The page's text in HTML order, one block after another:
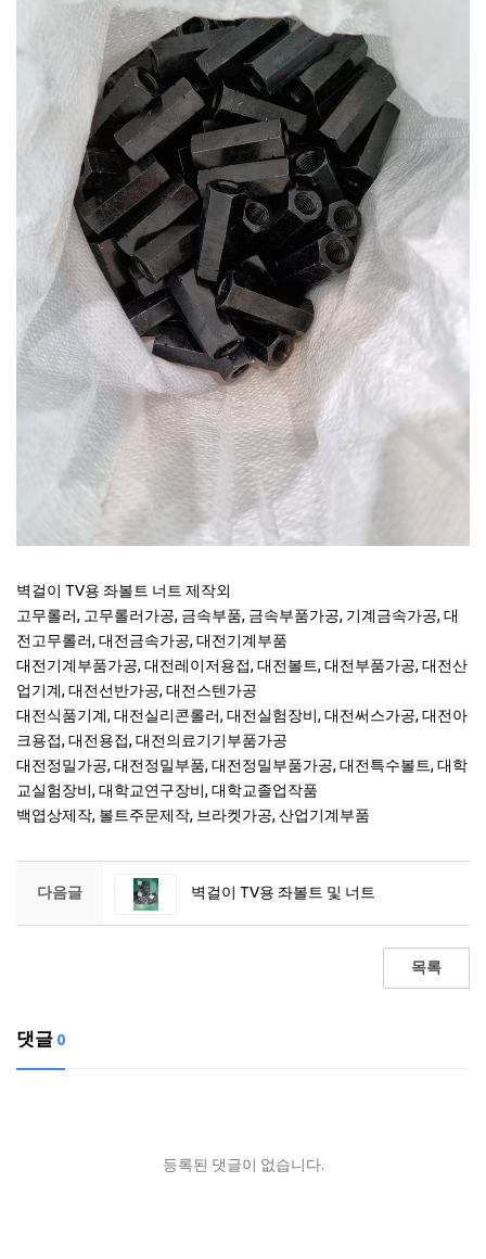
벽걸이 TV용 좌볼트 너트 제작외
고무롤러, 고무롤러가공, 금속부품, 금속부품가공, 기계금속가공, 대
전고무롤러, 대전금속가공, 대전기계부품
대전기계부품가공, 대전레이저용접, 대전볼트, 대전부품가공, 대전산
업기계, 대전선반가공, 대전스텐가공
대전식품기계, 대전실리콘롤러, 대전실험장비, 대전써스가공, 대전아
크용접, 대전용접, 대전의료기기부품가공
대전정밀가공, 대전정밀부품, 대전정밀부품가공, 대전특수볼트, 대학
교실험장비, 대학교연구장비, 대학교졸업작품
백엽상제작, 볼트주문제작, 브라켓가공, 산업기계부품
다음글 벽걸이 TV용 좌볼트 및 너트
목록
댓글 0
등록된 댓글이 없습니다.